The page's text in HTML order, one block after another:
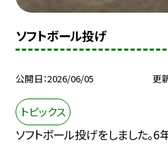
ソフトボール投げ
公開日 2026/06/05 更
トピックス
ソフトボール投げをしました。